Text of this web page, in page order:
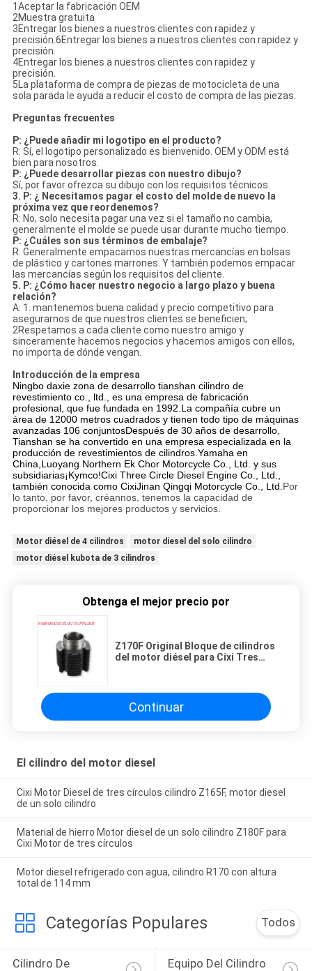
1Aceptar la fabricación OEM
2Muestra gratuita
3Entregar los bienes a nuestros clientes con rapidez y
precisión.6Entregar los bienes a nuestros clientes con rapidez y
precisión.
4Entregar los bienes a nuestros clientes con rapidez y
precisión.
5La plataforma de compra de piezas de motocicleta de una
sola parada le ayuda a reducir el costo de compra de las piezas.
Preguntas frecuentes
P: ¿Puede añadir mi logotipo en el producto?
R: Sí, el logotipo personalizado es bienvenido. OEM y ODM está
bien para nosotros.
P: ¿Puede desarrollar piezas con nuestro dibujo?
Sí, por favor ofrezca su dibujo con los requisitos técnicos.
3. P: ¿ Necesitamos pagar el costo del molde de nuevo la
próxima vez que reordenemos?
R: No, solo necesita pagar una vez si el tamaño no cambia,
generalmente el molde se puede usar durante mucho tiempo.
P: ¿Cuáles son sus términos de embalaje?
R: Generalmente empacamos nuestras mercancías en bolsas
de plástico y cartones marrones. Y también podemos empacar
las mercancías según los requisitos del cliente.
5. P: ¿Cómo hacer nuestro negocio a largo plazo y buena
relación?
A: 1. mantenemos buena calidad y precio competitivo para
asegurarnos de que nuestros clientes se beneficien;
2Respetamos a cada cliente como nuestro amigo y
sinceramente hacemos negocios y hacemos amigos con ellos,
no importa de dónde vengan.
Introducción de la empresa
Ningbo daxie zona de desarrollo tianshan cilindro de
revestimiento co., ltd., es una empresa de fabricación
profesional, que fue fundada en 1992.La compañía cubre un
área de 12000 metros cuadrados y tienen todo tipo de máquinas
avanzadas 106 conjuntosDespués de 30 años de desarrollo,
Tianshan se ha convertido en una empresa especializada en la
producción de revestimientos de cilindros.Yamaha en
China,Luoyang Northern Ek Chor Motorcycle Co., Ltd. y sus
subsidiarias¡Kymco!Cixi Three Circle Diesel Engine Co., Ltd.,
también conocida como CixiJinan Qingqi Motorcycle Co., Ltd.Por
lo tanto, por favor, créannos, tenemos la capacidad de
proporcionar los mejores productos y servicios.
Motor diésel de 4 cilindros
motor diesel del solo cilindro
motor diésel kubota de 3 cilindros
Obtenga el mejor precio por
Z170F Original Bloque de cilindros
del motor diésel para Cixi Tres
Continuar
El cilindro del motor diesel
Cixi Motor Diesel de tres círculos cilindro Z165F, motor diesel
de un solo cilindro
Material de hierro Motor diesel de un solo cilindro Z180F para
Cixi Motor de tres círculos
Motor diesel refrigerado con agua, cilindro R170 con altura
total de 114 mm
Categorías Populares Todos
Cilindro De
Equipo Del Cilindro